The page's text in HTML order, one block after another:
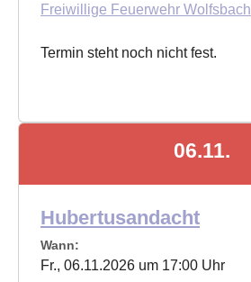
Freiwillige Feuerwehr Wolfsbach
Termin steht noch nicht fest.
06.11.
Hubertusandacht
Wann:
Fr., 06.11.2026 um 17:00 Uhr